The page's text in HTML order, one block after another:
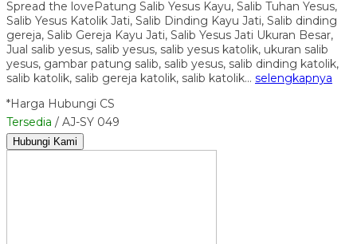
Spread the lovePatung Salib Yesus Kayu, Salib Tuhan Yesus,
Salib Yesus Katolik Jati, Salib Dinding Kayu Jati, Salib dinding
gereja, Salib Gereja Kayu Jati, Salib Yesus Jati Ukuran Besar,
Jual salib yesus, salib yesus, salib yesus katolik, ukuran salib
yesus, gambar patung salib, salib yesus, salib dinding katolik,
salib katolik, salib gereja katolik, salib katolik… selengkapnya
*Harga Hubungi CS
Tersedia / AJ-SY 049
Hubungi Kami